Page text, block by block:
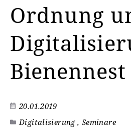
Ordnung
Bienennest
20.01.2019
Digitalisierung , Seminare